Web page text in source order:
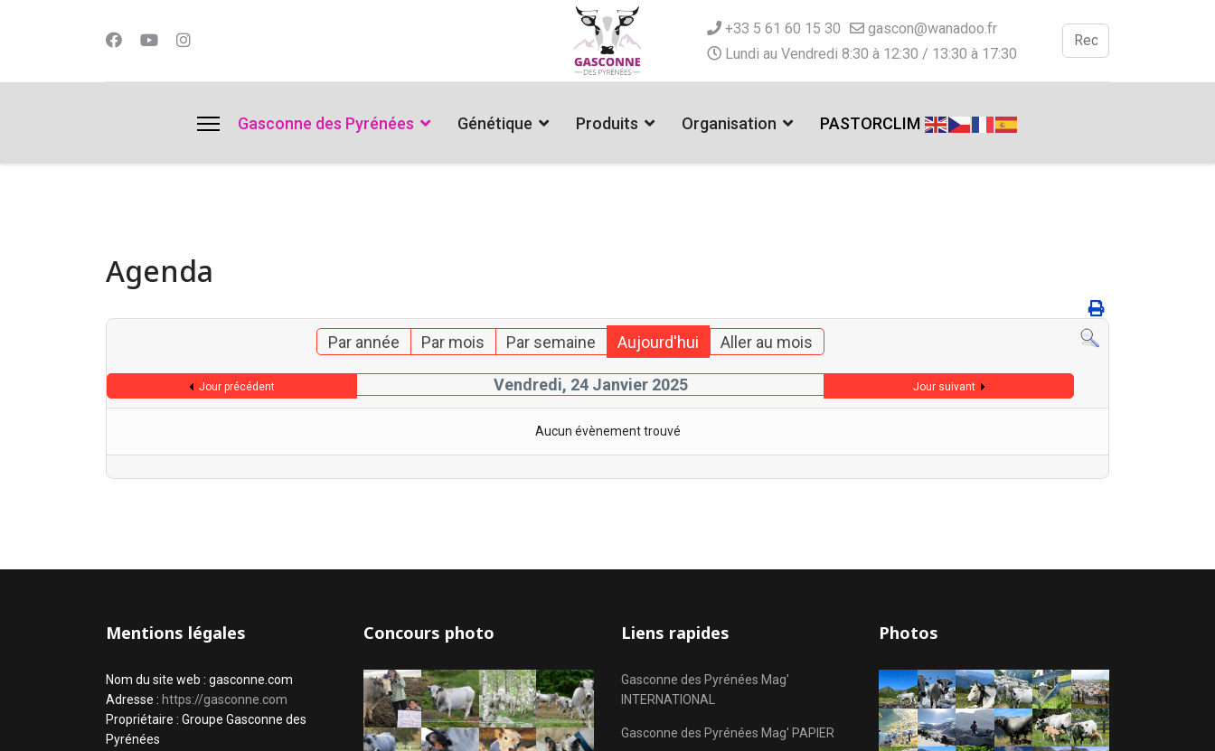
+33 5 61 60 15 30
gascon@wanadoo.fr
Lundi au Vendredi 8:30 à 12:30 / 13:30 à 17:30
Valider
Gasconne des Pyrénées Génétique Produits Organisation PASTORCLIM
Agenda
Par année Par mois Par semaine Aujourd'hui Aller au mois
Jour précédent Vendredi, 24 Janvier 2025 Jour suivant
Aucun évènement trouvé
Mentions légales
Nom du site web : gasconne.com
Adresse : https://gasconne.com
Propriétaire : Groupe Gasconne des
Pyrénées
Concours photo Liens rapides
Gasconne des Pyrénées Mag'
INTERNATIONAL
Gasconne des Pyrénées Mag' PAPIER
Photos